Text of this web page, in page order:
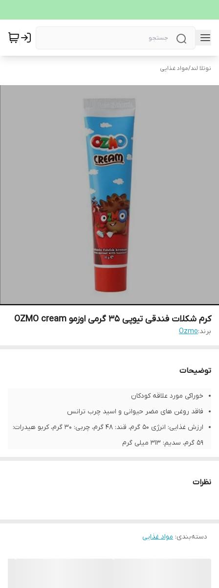
نوتلا لند/مواد غذایی
کرم شکلات فندقی تیوپی 35 گرمی اوزمو OZMO cream
برند:Ozmo
توضیحات
خوراکی مورد علاقه کودکان
فاقد روغن های مضر حیوانی و اسید چرب ترانس
ارزش غذایی: انرژی 50 گرم، قند: 48 گرم، چربی: 30 گرم، کربو هیدرات:
59 گرم، سدیم: 313 میلی گرم
نظرات
دسته‌بندی: مواد غذایی